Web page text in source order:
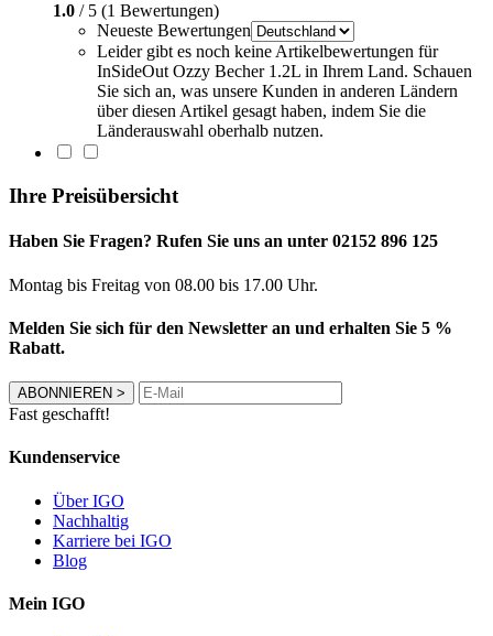
1.0 / 5 (1 Bewertungen)
Neueste Bewertungen
Leider gibt es noch keine Artikelbewertungen für
InSideOut Ozzy Becher 1.2L in Ihrem Land. Schauen
Sie sich an, was unsere Kunden in anderen Ländern
über diesen Artikel gesagt haben, indem Sie die
Länderauswahl oberhalb nutzen.
Ihre Preisübersicht
Haben Sie Fragen? Rufen Sie uns an unter 02152 896 125
Montag bis Freitag von 08.00 bis 17.00 Uhr.
Melden Sie sich für den Newsletter an und erhalten Sie 5 %
Rabatt.
ABONNIEREN >
Fast geschafft!
Kundenservice
Über IGO
Nachhaltig
Karriere bei IGO
Blog
Mein IGO